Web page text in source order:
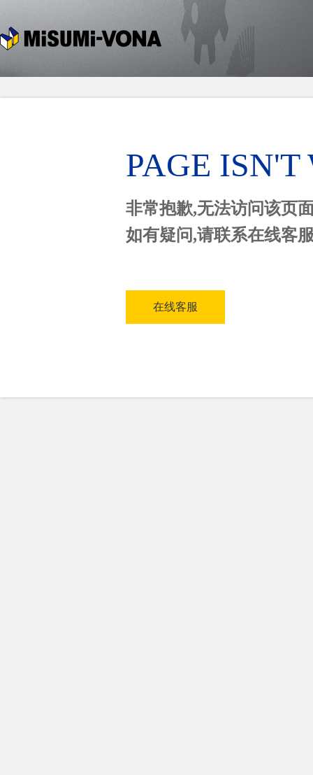
PAGE
非常抱歉,无法访问该页
如有疑问,请联系在线客
在线客服